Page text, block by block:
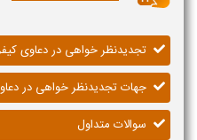
تجدیدنظر خواهی در دعاوی
جهات تجدیدنظر خواهی در
سوالات متداول